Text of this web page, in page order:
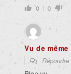
0 0
Vu de même